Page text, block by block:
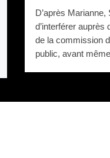
D’après
d’interférer auprès
de la commission
public, avant